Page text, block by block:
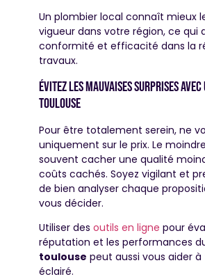
Un plombier local connaît mieux
vigueur dans votre région, ce qui
conformité et efficacité dans la
travaux.
Évitez les mauvaises surprises
toulouse
Pour être totalement serein, ne
uniquement sur le prix. Le
souvent cacher une qualité
coûts cachés. Soyez vigilant et
de bien analyser chaque
vous décider.
Utiliser des outils en ligne pour
réputation et les performances
toulouse peut aussi vous aider
éclairé.